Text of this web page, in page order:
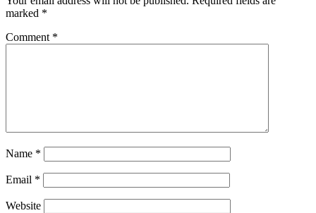
marked *
Comment *
Name *
Email *
Website